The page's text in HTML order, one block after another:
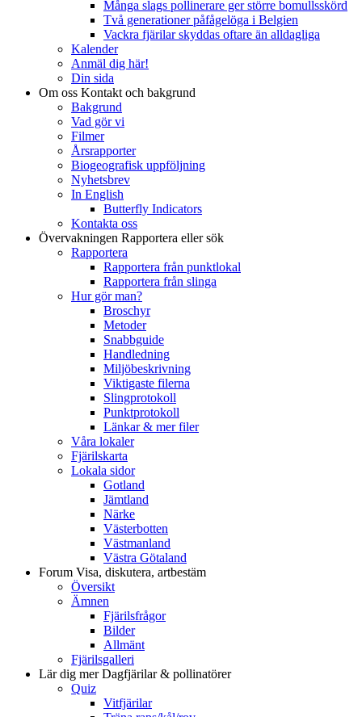
Många slags pollinerare ger större bomullsskörd
Två generationer påfågelöga i Belgien
Vackra fjärilar skyddas oftare än alldagliga
Kalender
Anmäl dig här!
Din sida
Om oss Kontakt och bakgrund
Bakgrund
Vad gör vi
Filmer
Årsrapporter
Biogeografisk uppföljning
Nyhetsbrev
In English
Butterfly Indicators
Kontakta oss
Övervakningen Rapportera eller sök
Rapportera
Rapportera från punktlokal
Rapportera från slinga
Hur gör man?
Broschyr
Metoder
Snabbguide
Handledning
Miljöbeskrivning
Viktigaste filerna
Slingprotokoll
Punktprotokoll
Länkar & mer filer
Våra lokaler
Fjärilskarta
Lokala sidor
Gotland
Jämtland
Närke
Västerbotten
Västmanland
Västra Götaland
Forum Visa, diskutera, artbestäm
Översikt
Ämnen
Fjärilsfrågor
Bilder
Allmänt
Fjärilsgalleri
Lär dig merDagfjärilar & pollinatörer
Quiz
Vitfjärilar